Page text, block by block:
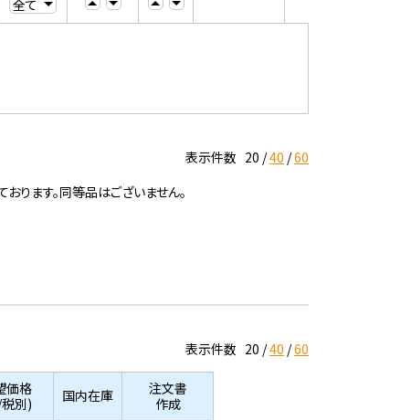
表示件数 20 40 60
ます。同等品はございません。
表示件数 20 40 60
価格
別)
国内在庫
注文書
作成